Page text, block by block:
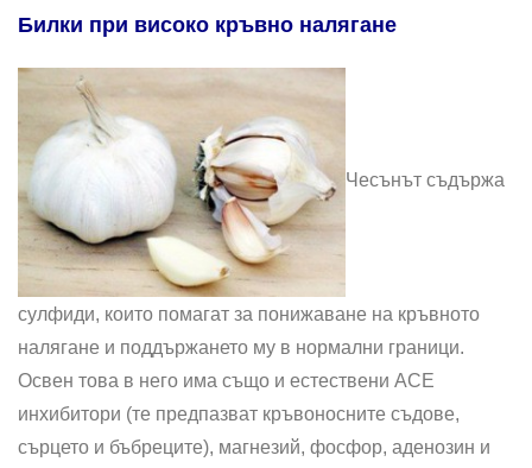
Билки при високо кръвно налягане
Чесънът съдържа
сулфиди, които помагат за понижаване на кръвното
налягане и поддържането му в нормални граници.
Освен това в него има също и естествени ACE
инхибитори (те предпазват кръвоносните съдове,
сърцето и бъбреците), магнезий, фосфор, аденозин и